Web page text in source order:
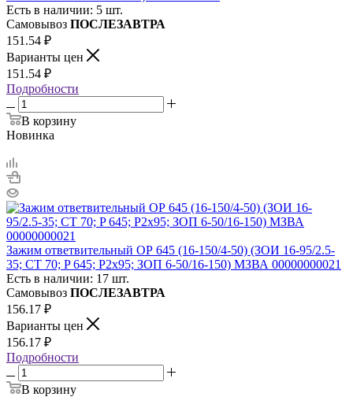
Есть в наличии: 5 шт.
Самовывоз ПОСЛЕЗАВТРА
151.54 ₽
Варианты цен
151.54 ₽
Подробности
В корзину
Новинка
Зажим ответвительный ОР 645 (16-150/4-50) (ЗОИ 16-95/2.5-
35; CT 70; P 645; P2х95; ЗОП 6-50/16-150) МЗВА 00000000021
Есть в наличии: 17 шт.
Самовывоз ПОСЛЕЗАВТРА
156.17 ₽
Варианты цен
156.17 ₽
Подробности
В корзину